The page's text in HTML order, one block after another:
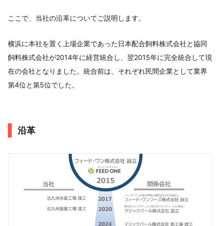
ここで、当社の沿革についてご説明します。
横浜に本社を置く上場企業であった日本配合飼料株式会社と協同
飼料株式会社が2014年に経営統合し、翌2015年に完全統合して現
在の会社となりました。統合前は、それぞれ民間企業として業界
第4位と第5位でした。
沿革